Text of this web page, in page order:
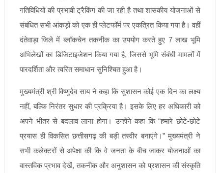
गतिविधियों की प्रभावी ट्रैकिंग की जा रही है तथा शासकीय योजनाओं से
संबंधित सभी आंकड़ों को एक ही प्लेटफॉर्म पर एकत्रित किया गया है। वहीं
दंतेवाड़ा जिले में ब्लॉकचेन तकनीक का उपयोग करते हुए 7 लाख भूमि
अभिलेखों का डिजिटाइजेशन किया गया है, जिससे भूमि संबंधी मामलों में
पारदर्शिता और त्वरित समाधान सुनिश्चित हुआ है।
मुख्यमंत्री श्री विष्णुदेव साय ने कहा कि सुशासन कोई एक दिन का लक्ष्य
नहीं, बल्कि निरंतर सुधार की प्रक्रिया है। इसके लिए हर अधिकारी को
अपने भीतर से बदलाव लाना होगा। उन्होंने कहा कि “हमारे छोटे-छोटे
प्रयास ही विकसित छत्तीसगढ़ की बड़ी तस्वीर बनाएंगे।” मुख्यमंत्री ने
सभी कलेक्टरों से अपेक्षा की कि वे जनता के बीच जाकर योजनाओं का
वास्तविक प्रभाव देखें, तकनीक और अनुशासन को प्रशासन की संस्कृति